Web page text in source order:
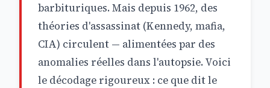
barbituriques. Mais depuis 1962, des
théories d'assassinat (Kennedy, mafia,
CIA) circulent — alimentées par des
anomalies réelles dans l'autopsie. Voici
le décodage rigoureux : ce que dit le